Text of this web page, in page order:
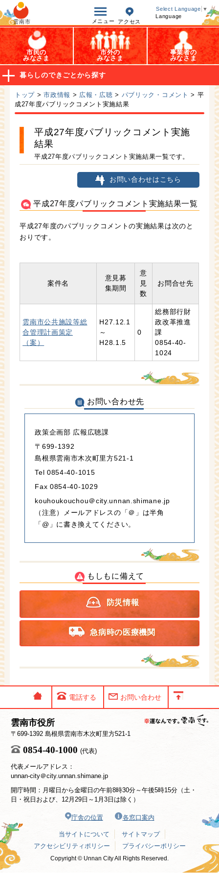
雲南市 メニュー アクセス
Select Language ▼
Language
オープンデータ
市民の
みなさま
市外の
みなさま
事業者の
みなさま
暮らしのできごとから探す
トップ >市政情報 > 広報・広聴 > パブリック・コメント > 平
成27年度パブリックコメント実施結果
平成27年度パブリックコメント実施
結果
平成27年度パブリックコメント実施結果一覧です。
お問い合わせはこちら
平成27年度パブリックコメント実施結果一覧
平成27年度のパブリックコメントの実施結果は次のと
おりです。
案件名
意見募
集期間
意
見
数
お問合せ先
雲南市公共施設等総
合管理計画策定
（案）
H27.12.1
～
H28.1.5
0
総務部行財
政改革推進
課
0854-40-
1024
お問い合わせ先
政策企画部 広報広聴課
〒699-1392
島根県雲南市木次町里方521-1
Tel 0854-40-1015
Fax 0854-40-1029
kouhoukouchou＠city.unnan.shimane.jp
（注意）メールアドレスの「＠」は半角
「@」に書き換えてください。
もしもに備えて
防災情報
急病時の医療機関
電話する お問い合わせ
雲南市役所
〒699-1392 島根県雲南市木次町里方521-1
0854-40-1000 (代表)
代表メールアドレス：
unnan-city＠city.unnan.shimane.jp
開庁時間：月曜日から金曜日の午前8時30分～午後5時15分（土・
日・祝日および、12月29日～1月3日は除く）
庁舎の位置 各窓口案内
当サイトについて
サイトマップ
アクセシビリティポリシー
プライバシーポリシー
Copyright © Unnan City All Rights Reserved.